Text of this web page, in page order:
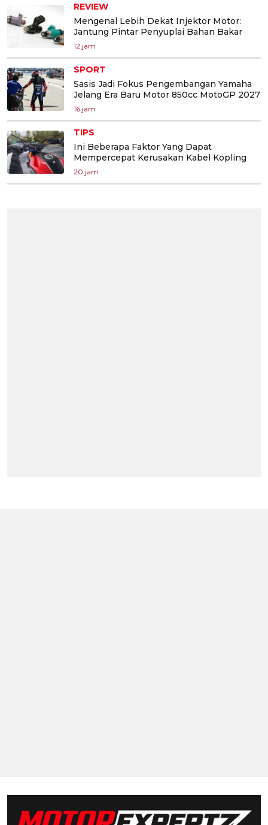
REVIEW
Mengenal Lebih Dekat Injektor Motor:
Jantung Pintar Penyuplai Bahan Bakar
12 jam
SPORT
Sasis Jadi Fokus Pengembangan Yamaha
Jelang Era Baru Motor 850cc MotoGP 2027
16 jam
TIPS
Ini Beberapa Faktor Yang Dapat
Mempercepat Kerusakan Kabel Kopling
20 jam